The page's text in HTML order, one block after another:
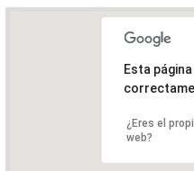
Esta
¿Eres el
web?